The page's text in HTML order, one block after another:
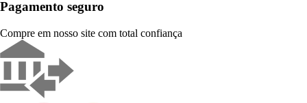
Pagamento seguro
Compre em nosso site com total confiança